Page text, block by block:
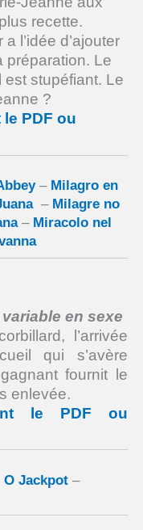
recette.
l’idée d’ajouter
préparation. Le
stupéfiant. Le
?
PDF ou
– Milagro en
– Milagre no
– Miracolo nel
en sexe
l’arrivée
qui s’avère
fournit le
enlevée.
le PDF ou
O Jackpot –